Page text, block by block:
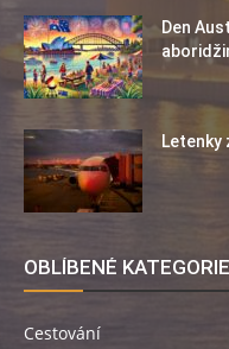
Den
Letenky
OBLÍBENÉ KATEGORIE
Cestování